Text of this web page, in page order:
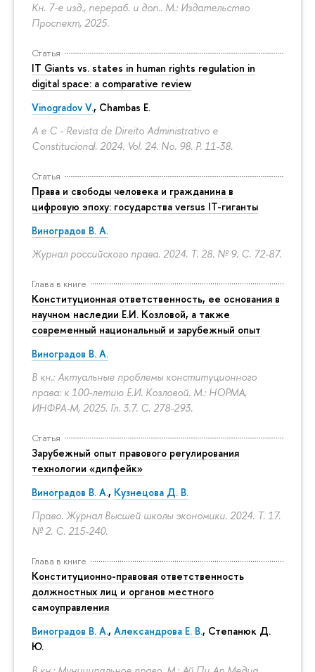
Кн. 7-е изд., перераб. и доп.. М.: Издательство
Проспект, 2025.
Статья
IT Giants vs. states in human rights regulation in
digital space: a comparative review
Vinogradov V., Chambas E.
A e C - Revista de Direito Administrativo e
Constitucional. 2024. Vol. 24. No. 98. P. 11-38.
Статья
Права и свободы человека и гражданина в
цифровую эпоху: государства versus IT-гиганты
Виноградов В. А.
Журнал российского права. 2024. Т. 28. № 9. С. 72-87.
Глава в книге
Конституционная ответственность, ее основания в
научном наследии Е.И. Козловой, а также
современный национальный и зарубежный опыт
Виноградов В. А.
В кн.: Актуальные проблемы конституционного
права: к 100-летию Е.И. Козловой. М.: НОРМА,
ИНФРА-М, 2025. Гл. 3.7. С. 278-293.
Статья
Зарубежный опыт правового регулирования
технологии «дипфейк»
Виноградов В. А., Кузнецова Д. В.
Право. Журнал Высшей школы экономики. 2024. Т. 17.
№ 2. С. 215-240.
Глава в книге
Конституционно-правовая ответственность
должностных лиц и органов местного
самоуправления
Виноградов В. А., Александрова Е. В., Степанюк Д.
Ю.